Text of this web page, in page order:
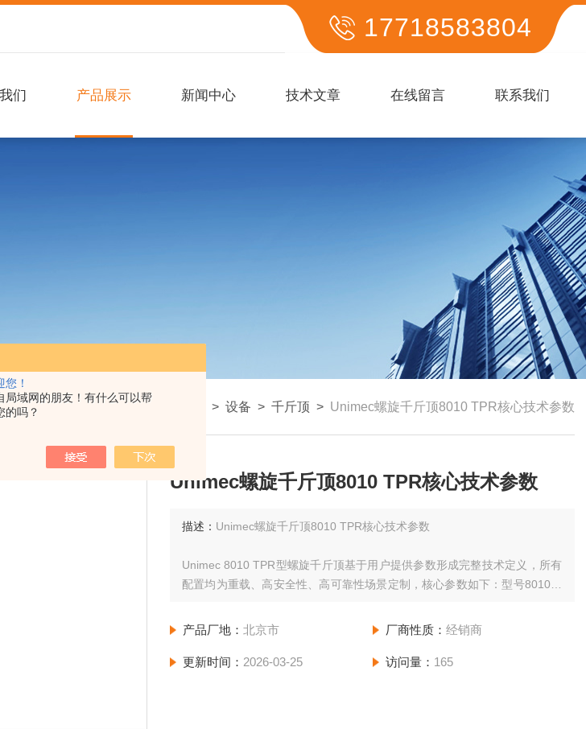
您！
局域网的朋友！有什么可以帮
的吗？
17718583804
们 产品展示 新闻中心 技术文章 在线留言 联系我们
我的位置： 首页> > 设备 > 千斤顶 > Unimec螺旋千斤顶8010 TPR核心技术参数
Unimec螺旋千斤顶8010 TPR核心技术参数
描述： Unimec螺旋千斤顶8010 TPR核心技术参数
Unimec 8010 TPR型螺旋千斤顶基于用户提供参数形成完整技术定义，所有
配置均为重载、高安全性、高可靠性场景定制，核心参数如下：型号8010，
产品厂地：北京市 厂商性质： 经销商
更新时间： 2026-03-25 访问量： 165